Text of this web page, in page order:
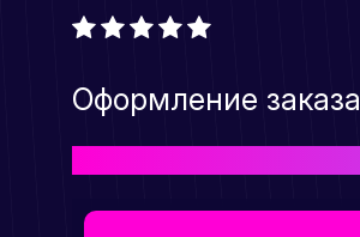
Оформление заказа